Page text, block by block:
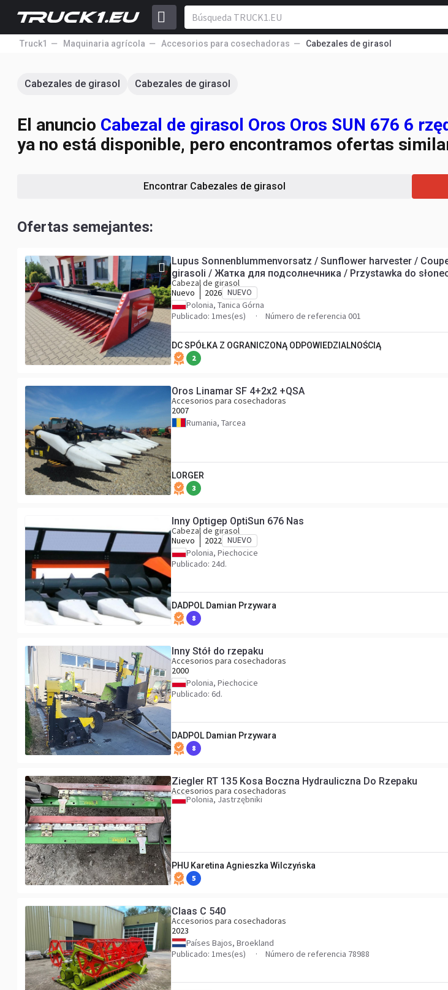
Truck1 Maquinaria agrícola Accesorios para cosechadoras Cabezales de girasol
Cabezales de girasol Cabezales de girasol
El anuncio Cabezal de girasol Oros Oros SUN 676 6
ya no está disponible, pero encontramos ofertas
Encontrar Cabezales de girasol
Ofertas semejantes:
Lupus Sonnenblummenvorsatz / Sunflower harvester /
girasoli / Жатка для подсолнечника / Przystawka do
Cabezal de girasol
Nuevo
2026 NUEVO
Polonia, Tanica Górna
Publicado: 1mes(es)
Número de referencia 001
DC SPÓŁKA Z OGRANICZONĄ ODPOWIEDZIALNOŚCIĄ
2
Oros Linamar SF 4+2x2 +QSA
Accesorios para cosechadoras
2007
Rumania, Tarcea
LORGER
3
Inny Optigep OptiSun 676 Nas
Cabezal de girasol
Nuevo
2022 NUEVO
Polonia, Piechocice
Publicado: 24d.
DADPOL Damian Przywara
8
Inny Stół do rzepaku
Accesorios para cosechadoras
2000
Polonia, Piechocice
Publicado: 6d.
DADPOL Damian Przywara
8
Ziegler RT 135 Kosa Boczna Hydrauliczna Do Rzepaku
Accesorios para cosechadoras
Polonia, Jastrzębniki
PHU Karetina Agnieszka Wilczyńska
5
Claas C 540
Accesorios para cosechadoras
2023
Países Bajos, Broekland
Publicado: 1mes(es)
Número de referencia 78988